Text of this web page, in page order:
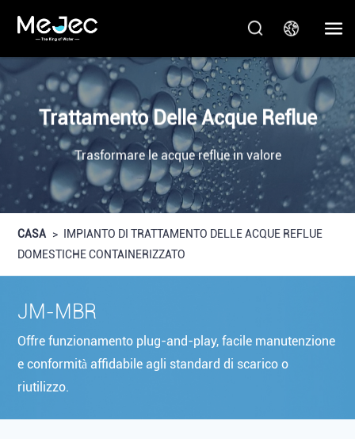
Trattamento Delle Acque Reflue
Trasformare le acque reflue in valore
CASA >
IMPIANTO DI TRATTAMENTO DELLE ACQUE REFLUE
DOMESTICHE CONTAINERIZZATO
JM-MBR
Offre funzionamento plug-and-play, facile manutenzione
e conformità affidabile agli standard di scarico o
riutilizzo.